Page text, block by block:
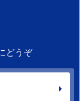
どうぞ